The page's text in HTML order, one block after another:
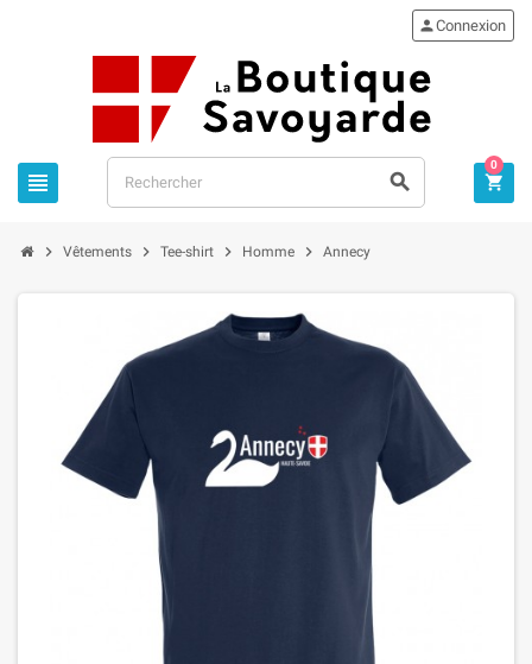
 
Connexion

0
 Vêtements  Tee-shirt  Homme  Annecy